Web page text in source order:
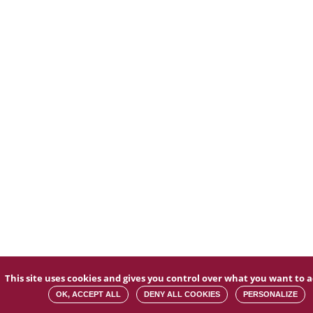
This site uses cookies and gives you control over what you want to
OK, ACCEPT ALL DENY ALL COOKIES PERSONALIZE